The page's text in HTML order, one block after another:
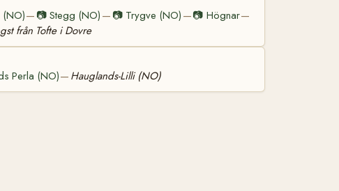
(NO)— 📷Stegg (NO) — 📷 Trygve (NO) —📷 Högnar—
från Tofte i Dovre
Perla (NO)— Hauglands-Lilli (NO)